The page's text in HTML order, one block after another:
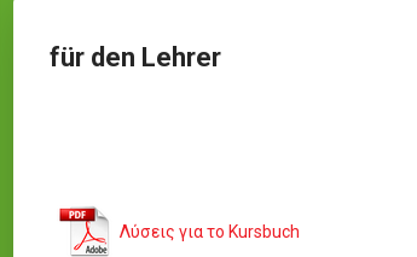
für den Lehrer
Λύσεις για το Kursbuch